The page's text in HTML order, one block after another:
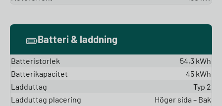
Batteri & laddning
Batteristorlek
54,3 kWh
Batterikapacitet
45 kWh
Ladduttag
Typ 2
Ladduttag placering
Höger sida – Bak